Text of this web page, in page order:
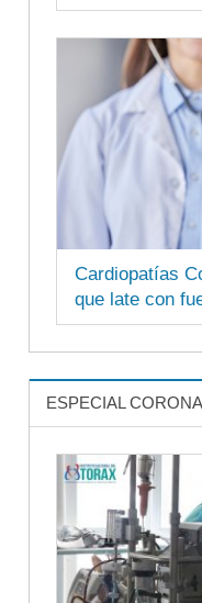
Cardiopatías
que late con
ESPECIAL